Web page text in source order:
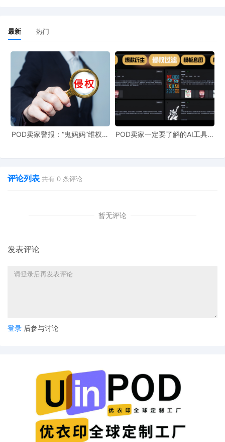
TME律所成立于1994年，专注于知识产权维权领域，尤其
擅长代理商标和版权侵权案件，并主要集中在伊利诺伊北区
联邦地方法院。TME律所专为娱乐和媒体行业提供全面的商
标、版权法律支持，涵盖注册保护及侵权纠纷处理。此外，
TME律所还擅长商业交易、争议解决、公司合规、税务筹
划、劳动法律及家族财富传承等多个法律领域，彰显其作为
全方位法律服务机构的强大实力。
风格特点：TME律所通过与专业团队合作的方式，高效收集
美国联邦法院对大量的中国卖家发起侵权指控，从而索取高
额TRO和解金。
好谈和解，其TRO和解金的起步价在1000美金左右，如果
金也不会低。
TRO应诉案例
赛贝帮忙处理这起诉讼案件，希望能尽快解冻账户资金，赛
贝给出了边应诉边和解的应对方案。
赛贝快速收集被指控侵权产品的销售数据，并通过专业的分
析找出谈判的突破口。然后，赛贝集团内部的美国律师团队
通过邮件和TME律师进行谈判。经过几轮沟通，TME律师
最新 热门
POD卖家警报：“鬼妈妈”维权致
POD卖家一定要了解的AI工具，
评论列表 共有 0 条评论
暂无评论
发表评论
登录 后参与讨论